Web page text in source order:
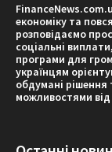
економіку та
розповідаємо
соціальні
програми для
українцям
обдумані
можливостями від